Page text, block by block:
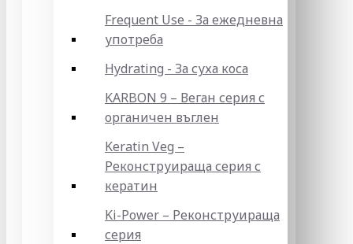
Frequent Use - За ежедневна
употреба
Hydrating - За суха коса
KARBON 9 – Веган серия с
органичен въглен
Keratin Veg –
Реконструираща серия с
кератин
Ki-Power – Реконструираща
серия